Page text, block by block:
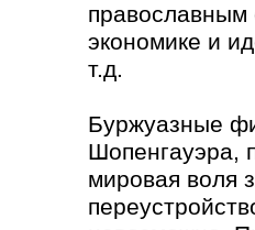
православным
экономике и
т.д.
Буржуазные
Шопенгауэра,
мировая воля